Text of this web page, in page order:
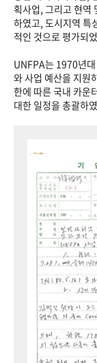
획사업, 그리고 현역
하였고, 도시지역 특
적인 것으로 평가되
UNFPA는 1970년
와 사업 예산을 지원
한에 따른 국내 카운
대한 일정을 총괄하